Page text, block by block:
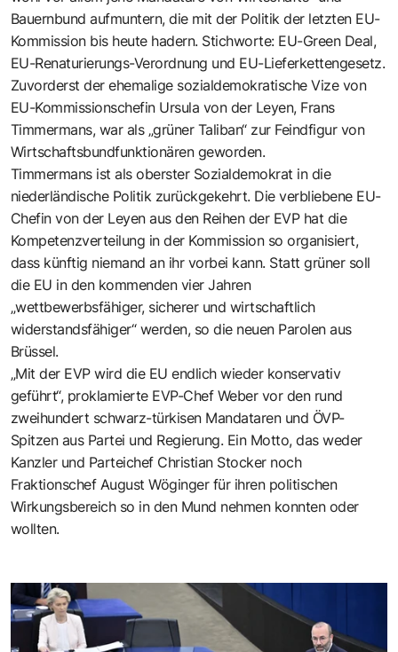
Bauernbund aufmuntern, die mit der Politik der letzten EU-
Kommission bis heute hadern. Stichworte: EU-Green Deal,
EU-Renaturierungs-Verordnung und EU-Lieferkettengesetz.
Zuvorderst der ehemalige sozialdemokratische Vize von
EU-Kommissionschefin Ursula von der Leyen, Frans
Timmermans, war als „grüner Taliban“ zur Feindfigur von
Wirtschaftsbundfunktionären geworden.
Timmermans ist als oberster Sozialdemokrat in die
niederländische Politik zurückgekehrt. Die verbliebene EU-
Chefin von der Leyen aus den Reihen der EVP hat die
Kompetenzverteilung in der Kommission so organisiert,
dass künftig niemand an ihr vorbei kann. Statt grüner soll
die EU in den kommenden vier Jahren
„wettbewerbsfähiger, sicherer und wirtschaftlich
widerstandsfähiger“ werden, so die neuen Parolen aus
Brüssel.
„Mit der EVP wird die EU endlich wieder konservativ
geführt“, proklamierte EVP-Chef Weber vor den rund
zweihundert schwarz-türkisen Mandataren und ÖVP-
Spitzen aus Partei und Regierung. Ein Motto, das weder
Kanzler und Parteichef Christian Stocker noch
Fraktionschef August Wöginger für ihren politischen
Wirkungsbereich so in den Mund nehmen konnten oder
wollten.